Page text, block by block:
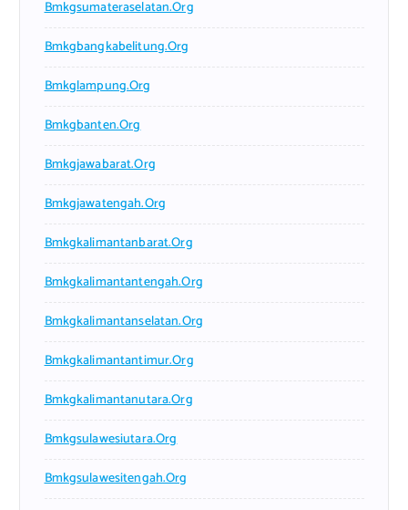
Bmkgsumateraselatan.org
Bmkgbangkabelitung.org
Bmkglampung.org
Bmkgbanten.org
Bmkgjawabarat.org
Bmkgjawatengah.org
Bmkgkalimantanbarat.org
Bmkgkalimantantengah.org
Bmkgkalimantanselatan.org
Bmkgkalimantantimur.org
Bmkgkalimantanutara.org
Bmkgsulawesiutara.org
Bmkgsulawesitengah.org